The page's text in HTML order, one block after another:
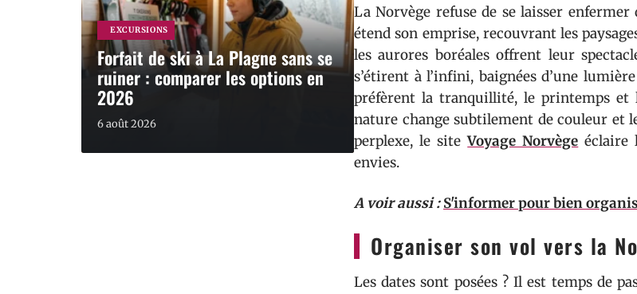
EXCURSIONS
Forfait de ski à La Plagne sans se
ruiner : comparer les options en
2026
6 août 2026
La Norvège refuse de se laisser
étend son emprise, recouvrant les
les aurores boréales offrent leur
s’étirent à l’infini, baignées d’une
préfèrent la tranquillité, le printemps et
nature change subtilement de couleur et
perplexe, le siteVoyage Norvège éclaire
envies.
A voir aussi : S'informer pour bien
Organiser son vol vers la
Les dates sont posées ? Il est temps de